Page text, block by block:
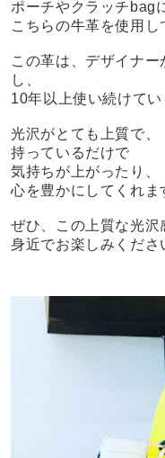
ポーチやクラッチbag
こちらの牛革を使用し
この革は、デザイナ
し、
10年以上使い続けてい
光沢がとても上質で、
持っているだけで
気持ちが上がったり、
心を豊かにしてくれま
ぜひ、この上質な光沢
身近でお楽しみくだ